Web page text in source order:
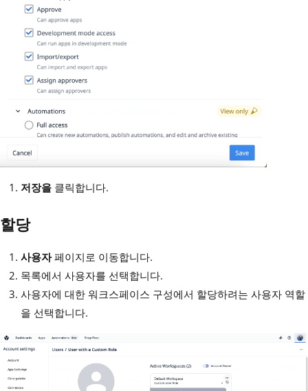
저장을 클릭합니다.
할당
사용자페이지로 이동합니다.
목록에서 사용자를 선택합니다.
사용자에 대한 워크스페이스 구성에서 할당하려는 사용자 역할
을 선택합니다.